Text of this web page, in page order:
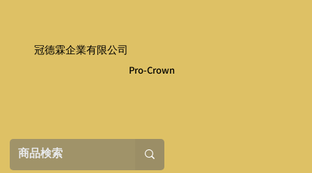
冠德霖企業有限公司
Pro-Crown